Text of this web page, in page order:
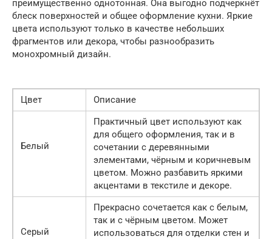
преимущественно однотонная. Она выгодно подчеркнёт
блеск поверхностей и общее оформление кухни. Яркие
цвета используют только в качестве небольших
фрагментов или декора, чтобы разнообразить
монохромный дизайн.
Цвет Описание
Белый
Практичный цвет используют как
для общего оформления, так и в
сочетании с деревянными
элементами, чёрным и коричневым
цветом. Можно разбавить яркими
акцентами в текстиле и декоре.
Серый
Прекрасно сочетается как с белым,
так и с чёрным цветом. Может
использоваться для отделки стен и